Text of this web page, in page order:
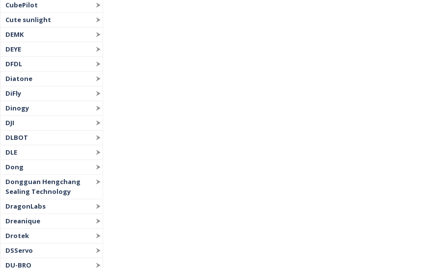
CubePilot
Cute sunlight
DEMK
DEYE
DFDL
Diatone
DiFly
Dinogy
DJI
DLBOT
DLE
Dong
Dongguan Hengchang
Sealing Technology
DragonLabs
Dreanique
Drotek
DSServo
DU-BRO